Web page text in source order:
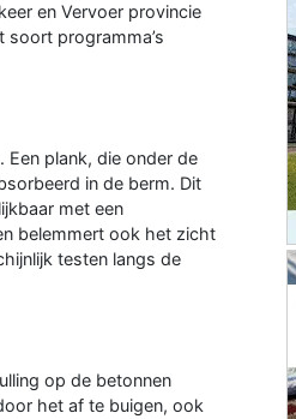
en Vervoer provincie
programma’s
Een plank, die onder de
in de berm. Dit
met een
belemmert ook het zicht
testen langs de
op de betonnen
het af te buigen, ook